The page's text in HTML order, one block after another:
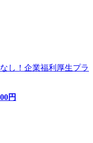
し！企業福利厚生プラ
円